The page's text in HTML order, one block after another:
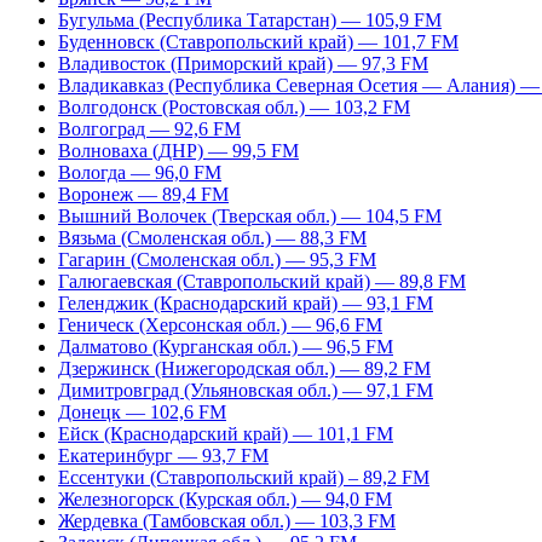
Бугульма (Республика Татарстан) — 105,9 FM
Буденновск (Ставропольский край) — 101,7 FM
Владивосток (Приморский край) — 97,3 FM
Владикавказ (Республика Северная Осетия — Алания)
Волгодонск (Ростовская обл.) — 103,2 FM
Волгоград — 92,6 FM
Волноваха (ДНР) — 99,5 FM
Вологда — 96,0 FM
Воронеж — 89,4 FM
Вышний Волочек (Тверская обл.) — 104,5 FM
Вязьма (Смоленская обл.) — 88,3 FM
Гагарин (Смоленская обл.) — 95,3 FM
Галюгаевская (Ставропольский край) — 89,8 FM
Геленджик (Краснодарский край) — 93,1 FM
Геническ (Херсонская обл.) — 96,6 FM
Далматово (Курганская обл.) — 96,5 FM
Дзержинск (Нижегородская обл.) — 89,2 FM
Димитровград (Ульяновская обл.) — 97,1 FM
Донецк — 102,6 FM
Ейск (Краснодарский край) — 101,1 FM
Екатеринбург — 93,7 FM
Ессентуки (Ставропольский край) – 89,2 FM
Железногорск (Курская обл.) — 94,0 FM
Жердевка (Тамбовская обл.) — 103,3 FM